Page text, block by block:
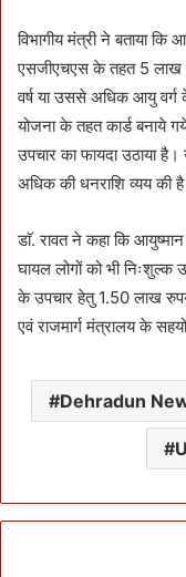
विभागीय मंत्री ने बताया
एसजीएचएस के तहत 5 लाख
वर्ष या उससे अधिक आयु वर्ग
योजना के तहत कार्ड बनाये
उपचार का फायदा उठाया
अधिक की धनराशि व्यय की
डाॅ. रावत ने कहा कि
घायल लोगों को भी निःशुल्क
के उपचार हेतु 1.50 लाख
एवं राजमार्ग मंत्रालय के
Dehradun